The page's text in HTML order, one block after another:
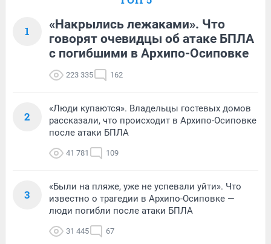
1
«Накрылись лежаками». Что
говорят очевидцы об атаке БПЛА
с погибшими в Архипо-Осиповке
223 335 162
2
«Люди купаются». Владельцы гостевых домов
рассказали, что происходит в Архипо-Осиповке
после атаки БПЛА
41 781 109
3
«Были на пляже, уже не успевали уйти». Что
известно о трагедии в Архипо-Осиповке —
люди погибли после атаки БПЛА
31 445 67